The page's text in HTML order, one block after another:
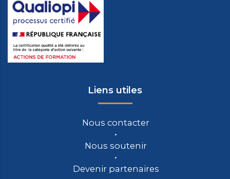
Liens utiles
Nous contacter
Nous soutenir
Devenir partenaires